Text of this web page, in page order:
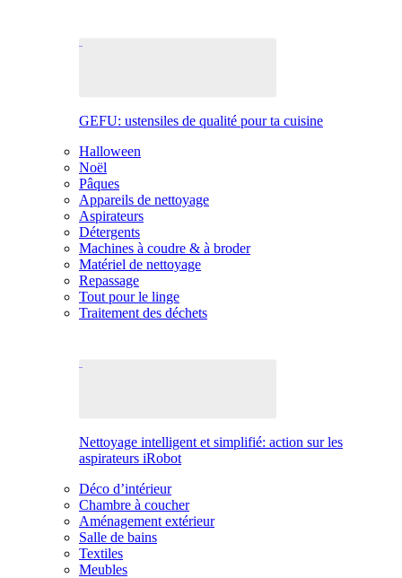
GEFU: ustensiles de qualité pour ta cuisine
Halloween
Noël
Pâques
Appareils de nettoyage
Aspirateurs
Détergents
Machines à coudre & à broder
Matériel de nettoyage
Repassage
Tout pour le linge
Traitement des déchets
Nettoyage intelligent et simplifié: action sur les
aspirateurs iRobot
Déco d’intérieur
Chambre à coucher
Aménagement extérieur
Salle de bains
Textiles
Meubles